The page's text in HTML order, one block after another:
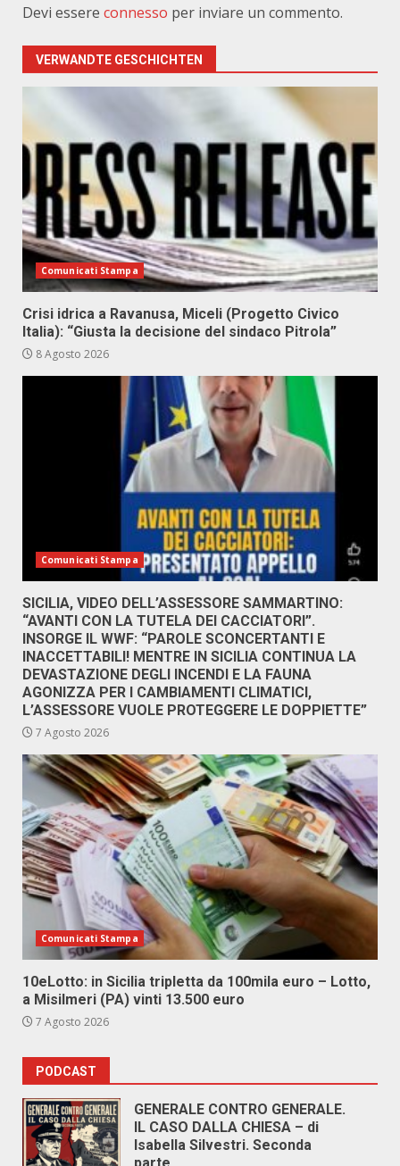
Devi essere connesso per inviare un commento.
VERWANDTE GESCHICHTEN
Comunicati Stampa
Crisi idrica a Ravanusa, Miceli (Progetto Civico
Italia): “Giusta la decisione del sindaco Pitrola”
8 Agosto 2026
Comunicati Stampa
SICILIA, VIDEO DELL’ASSESSORE SAMMARTINO:
“AVANTI CON LA TUTELA DEI CACCIATORI”.
INSORGE IL WWF: “PAROLE SCONCERTANTI E
INACCETTABILI! MENTRE IN SICILIA CONTINUA LA
DEVASTAZIONE DEGLI INCENDI E LA FAUNA
AGONIZZA PER I CAMBIAMENTI CLIMATICI,
L’ASSESSORE VUOLE PROTEGGERE LE DOPPIETTE”
7 Agosto 2026
Comunicati Stampa
10eLotto: in Sicilia tripletta da 100mila euro – Lotto,
a Misilmeri (PA) vinti 13.500 euro
7 Agosto 2026
PODCAST
GENERALE CONTRO GENERALE.
IL CASO DALLA CHIESA – di
Isabella Silvestri. Seconda